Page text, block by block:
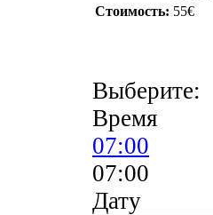
Стоимость: 55€
Выберите:
Время
07:00
07:00
Дату